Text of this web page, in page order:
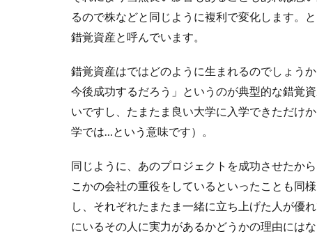
るので株などと同じように複利で変化します。
錯覚資産と呼んでいます。
錯覚資産はではどのように生まれるのでしょう
今後成功するだろう」というのが典型的な錯覚
いですし、たまたま良い大学に入学できただけ
学では…という意味です）。
同じように、あのプロジェクトを成功させたか
こかの会社の重役をしているといったことも同
し、それぞれたまたま一緒に立ち上げた人が優
にいるその人に実力があるかどうかの理由にはな